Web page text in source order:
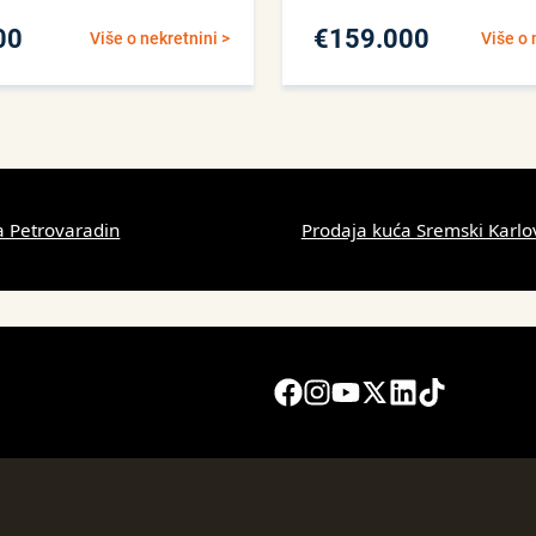
Više o nekretnini > Više o
€159.000
Petrovaradin Prodaja kuća Sremski